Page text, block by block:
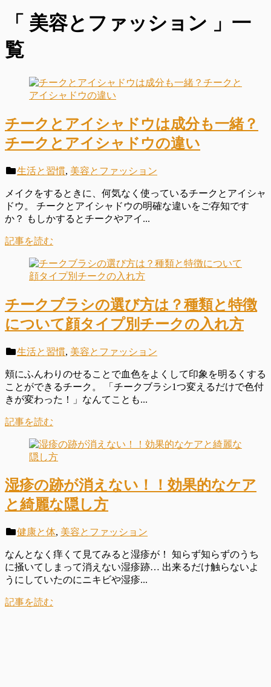
「 美容とファッション 」一
覧
チークとアイシャドウは成分も一緒？
チークとアイシャドウの違い
生活と習慣, 美容とファッション
メイクをするときに、何気なく使っているチークとアイシャ
ドウ。 チークとアイシャドウの明確な違いをご存知です
か？ もしかするとチークやアイ...
記事を読む
チークブラシの選び方は？種類と特徴
について顔タイプ別チークの入れ方
生活と習慣, 美容とファッション
頬にふんわりのせることで血色をよくして印象を明るくする
ことができるチーク。 「チークブラシ1つ変えるだけで色付
きが変わった！」なんてことも...
記事を読む
湿疹の跡が消えない！！効果的なケア
と綺麗な隠し方
健康と体, 美容とファッション
なんとなく痒くて見てみると湿疹が！ 知らず知らずのうち
に掻いてしまって消えない湿疹跡… 出来るだけ触らないよ
うにしていたのにニキビや湿疹...
記事を読む